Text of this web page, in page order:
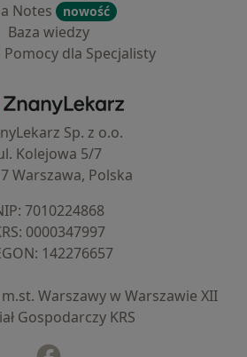
Notes
nowość
Baza wiedzy
dla Specjalisty
ZnanyLekarz - Strona główna
Sp. z o.o.
Kolejowa 5/7
Warszawa, Polska
⁠7010224868
⁠0000347997
⁠142276657
Warszawy w Warszawie XII
Gospodarczy KRS